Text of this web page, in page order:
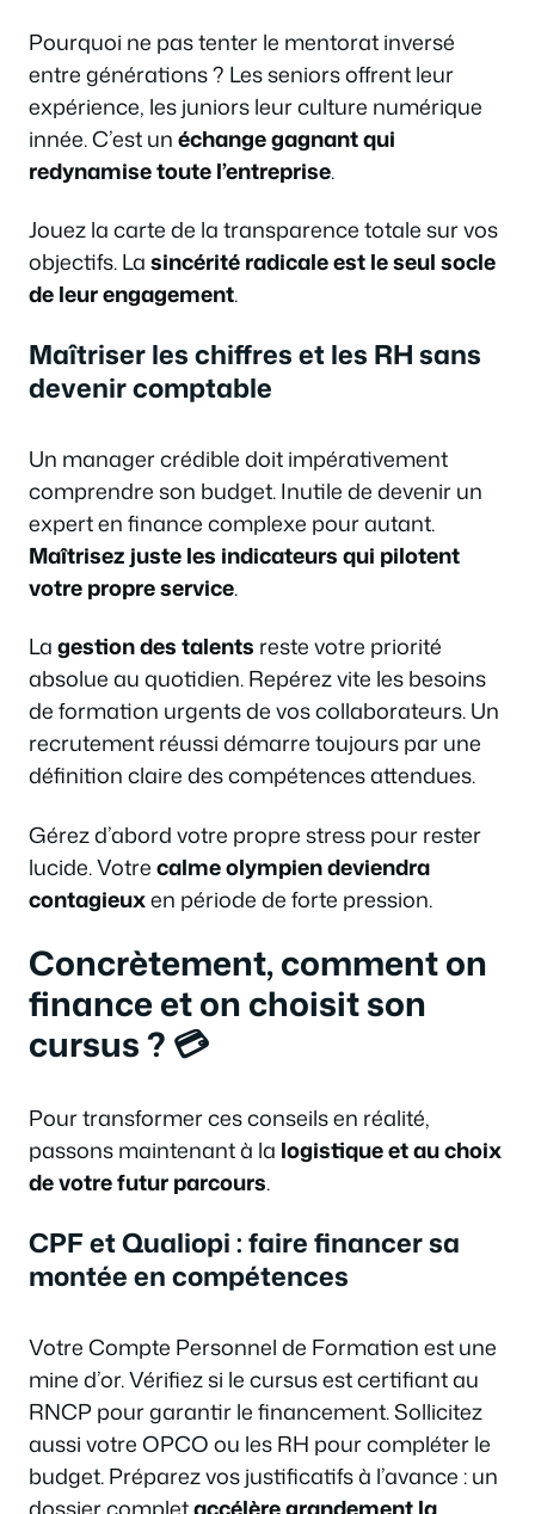
Pourquoi ne pas tenter le mentorat inversé
entre générations ? Les seniors offrent leur
expérience, les juniors leur culture numérique
innée. C’est unéchange gagnant qui
redynamise toute l’entreprise.
Jouez la carte de la transparence totale sur vos
objectifs. Lasincérité radicale est le seul socle
de leur engagement.
Maîtriser les chiffres et les RH sans
devenir comptable
Un manager crédible doit impérativement
comprendre son budget. Inutile de devenir un
expert en finance complexe pour autant.
Maîtrisez juste les indicateurs qui pilotent
votre propre service.
Lagestion des talents reste votre priorité
absolue au quotidien. Repérez vite les besoins
de formation urgents de vos collaborateurs. Un
recrutement réussi démarre toujours par une
définition claire des compétences attendues.
Gérez d’abord votre propre stress pour rester
lucide. Votrecalme olympien deviendra
contagieuxen période de forte pression.
Concrètement, comment on
finance et on choisit son
cursus ? 💳
Pour transformer ces conseils en réalité,
passons maintenant à la logistique et au choix
de votre futur parcours.
CPF et Qualiopi : faire financer sa
montée en compétences
Votre Compte Personnel de Formation est une
mine d’or. Vérifiez si le cursus est certifiant au
RNCP pour garantir le financement. Sollicitez
aussi votre OPCO ou les RH pour compléter le
budget. Préparez vos justificatifs à l’avance : un
dossier completaccélère grandement la